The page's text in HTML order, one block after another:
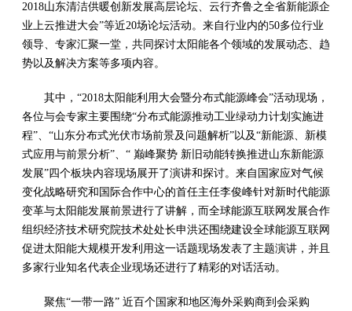
2018山东清洁供暖创新发展高层论坛、云行齐鲁之全省新能源企
业上云推进大会”等近20场论坛活动。来自行业内的50多位行业
领导、专家汇聚一堂，共同探讨太阳能各个领域的发展动态、趋
势以及解决方案等多项内容。
其中，“2018太阳能利用大会暨分布式能源峰会”活动现场，
各位与会专家主要围绕“分布式能源推动工业绿动力计划实施进
程”、“山东分布式光伏市场前景及问题解析”以及“新能源、新模
式应用与前景分析”、“ 巅峰聚势 新旧动能转换推进山东新能源
发展”四个板块内容现场展开了演讲和探讨。来自国家应对气候
变化战略研究和国际合作中心的首任主任李俊峰针对新时代能源
变革与太阳能发展前景进行了讲解，而全球能源互联网发展合作
组织经济技术研究院技术处处长申洪还围绕建设全球能源互联网
促进太阳能大规模开发利用这一话题现场发表了主题演讲，并且
多家行业知名代表企业现场还进行了精彩的对话活动。
聚焦“一带一路” 近百个国家和地区海外采购商到会采购